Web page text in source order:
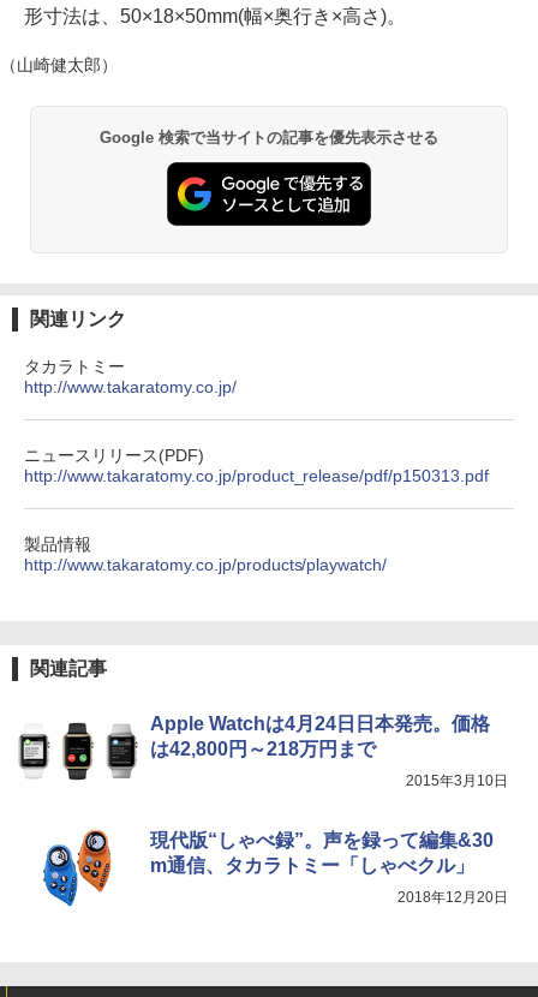
形寸法は、50×18×50mm(幅×奥行き×高さ)。
（山崎健太郎）
Google 検索で当サイトの記事を優先表示させる
関連リンク
タカラトミー
http://www.takaratomy.co.jp/
ニュースリリース(PDF)
http://www.takaratomy.co.jp/product_release/pdf/p150313.pdf
製品情報
http://www.takaratomy.co.jp/products/playwatch/
関連記事
Apple Watchは4月24日日本発売。価格
は42,800円～218万円まで
2015年3月10日
現代版“しゃべ録”。声を録って編集&30
m通信、タカラトミー「しゃべクル」
2018年12月20日